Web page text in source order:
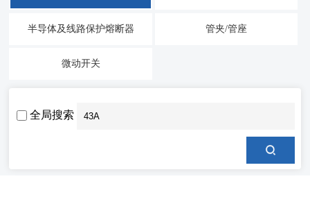
半导体及线路保护熔断器 管夹/管座
微动开关
全局搜索